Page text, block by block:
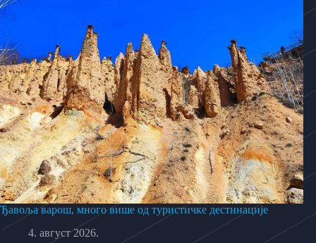
Ђавоља варош, много више од туристичке дестинације
4. август 2026.